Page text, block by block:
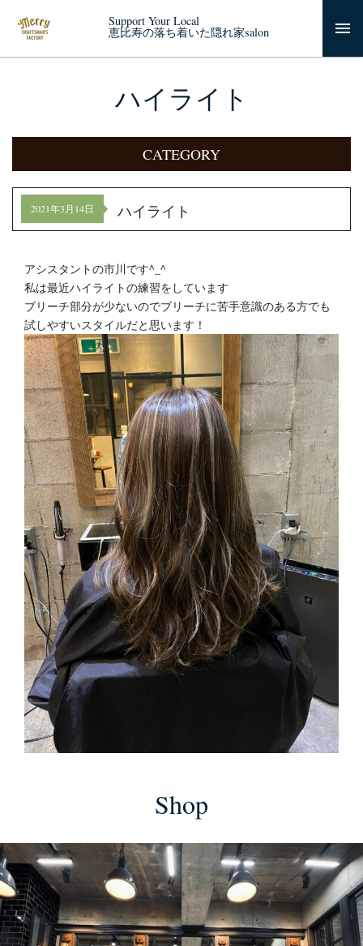
Support Your Local
恵比寿の落ち着いた隠れ家salon
ハイライト
CATEGORY
2021年3月14日 ハイライト
アシスタントの市川です^_^
私は最近ハイライトの練習をしています
ブリーチ部分が少ないのでブリーチに苦手意識のある方でも
試しやすいスタイルだと思います！
Shop